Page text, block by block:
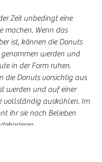
Zeit unbedingt eine
machen. Wenn das
ist, können die Donuts
werden und
in der Form ruhen.
die Donuts vorsichtig aus
werden und auf einer
vollständig auskühlen. Im
ihr sie nach Belieben